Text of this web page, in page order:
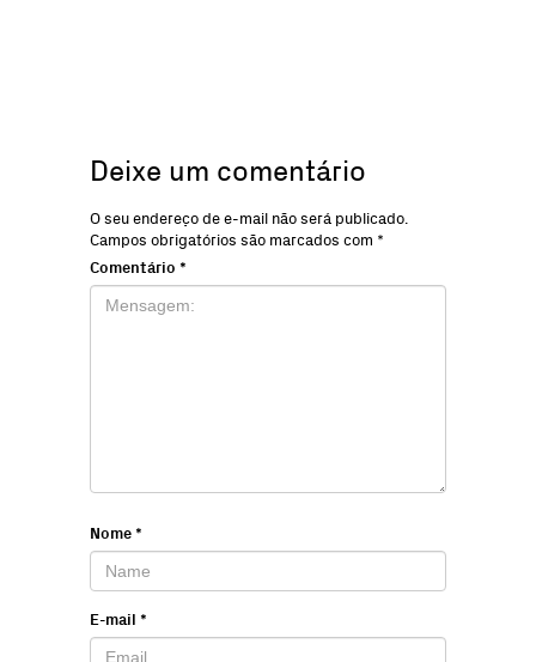
Deixe um comentário
O seu endereço de e-mail não será publicado.
Campos obrigatórios são marcados com *
Comentário *
Nome *
E-mail *